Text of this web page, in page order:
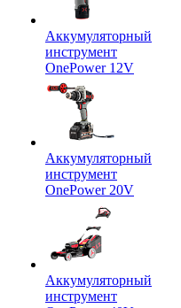
Аккумуляторный
инструмент
OnePower 12V
Аккумуляторный
инструмент
OnePower 20V
Аккумуляторный
инструмент